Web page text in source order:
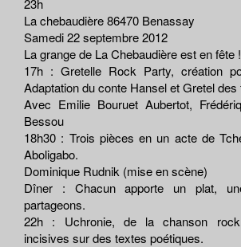
23h
La chebaudière 86470 Benassay
Samedi 22 septembre 2012
La grange de La Chebaudière est en fête !
17h : Gretelle Rock Party, création
Adaptation du conte Hansel et Gretel
Avec Emilie Bouruet Aubertot,
Bessou
18h30 : Trois pièces en un acte de
Aboligabo.
Dominique Rudnik (mise en scène)
Dîner : Chacun apporte un plat,
partageons.
22h : Uchronie, de la chanson
incisives sur des textes poétiques.